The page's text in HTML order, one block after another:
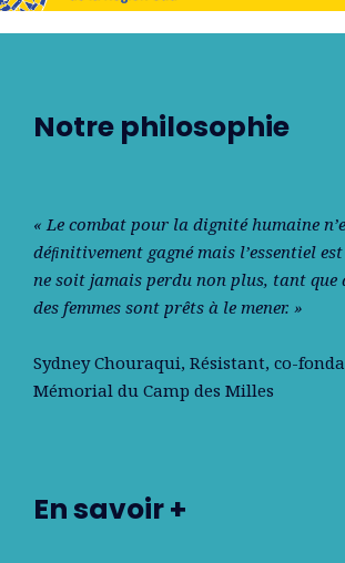
Notre philosophie
« Le combat pour la dignité humaine
déﬁnitivement gagné mais l’essentiel
ne soit jamais perdu non plus, tant que
des femmes sont prêts à le mener. »
Sydney Chouraqui, Résistant, co-
Mémorial du Camp des Milles
En savoir +